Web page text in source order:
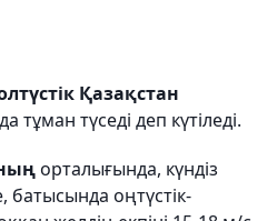
Қазақстан
тұман түседі деп күтіледі.
орталығында, күндіз
батысында оңтүстік-